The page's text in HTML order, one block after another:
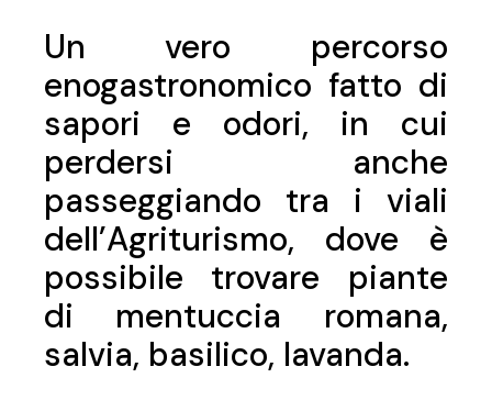
Un vero percorso
enogastronomico fatto di
sapori e odori, in cui
perdersi anche
passeggiando tra i viali
dell’Agriturismo, dove è
possibile trovare piante
di mentuccia romana,
salvia, basilico, lavanda.